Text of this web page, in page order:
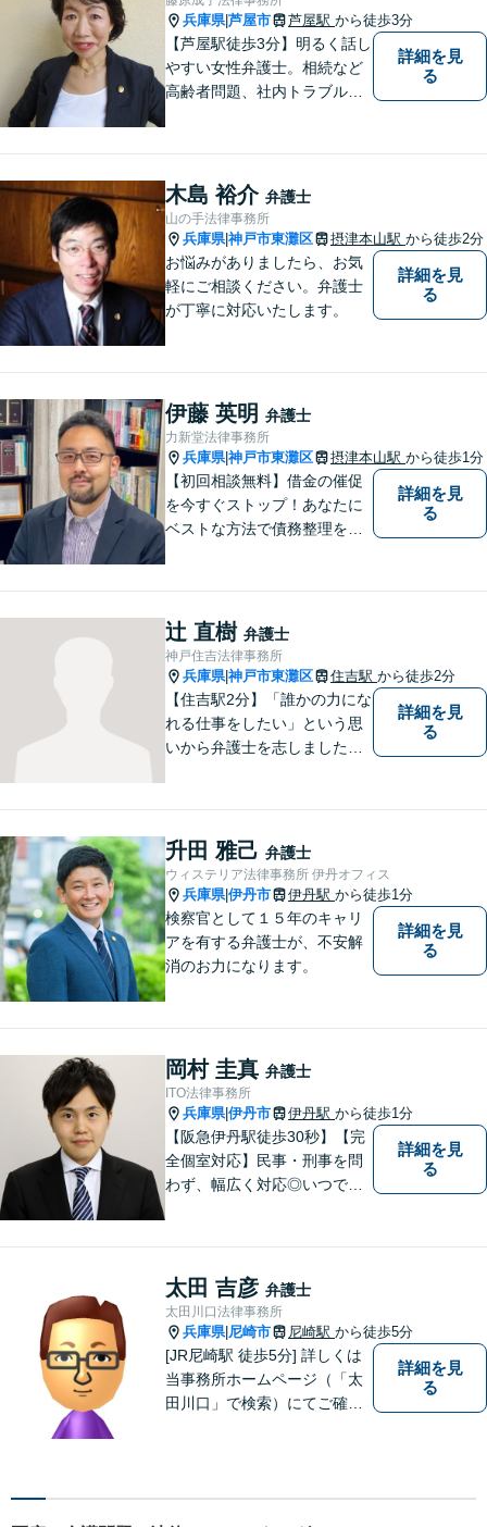
兵庫県|芦屋市 芦屋駅 から徒歩3分
【芦屋駅徒歩3分】明るく話し
やすい女性弁護士。相続など
高齢者問題、社内トラブル
る方は、お気軽にご連絡下さ
い。【宅建士・行政書士資格
保持】
詳細を見
る
木島 裕介 弁護士
山の手法律事務所
兵庫県|神戸市東灘区 摂津本山駅 から徒歩2分
お悩みがありましたら、お気
軽にご相談ください。弁護士
が丁寧に対応いたします。
詳細を見
る
伊藤 英明 弁護士
力新堂法律事務所
兵庫県|神戸市東灘区 摂津本山駅 から徒歩1分
【初回相談無料】借金の催促
を今すぐストップ！あなたに
ベストな方法で債務整理をサ
イエンスの博士号も保有）と
交渉経験が豊富な弁護士
詳細を見
る
辻 直樹 弁護士
神戸住吉法律事務所
兵庫県|神戸市東灘区 住吉駅 から徒歩2分
【住吉駅2分】「誰かの力にな
れる仕事をしたい」という思
いから弁護士を志しました。
うぞ一人で抱え込まず、お気
軽にご相談ください。
詳細を見
る
升田 雅己 弁護士
ウィステリア法律事務所 伊丹オフィス
兵庫県|伊丹市 伊丹駅 から徒歩1分
検察官として１５年のキャリ
アを有する弁護士が、不安解
消のお力になります。
詳細を見
る
岡村 圭真 弁護士
ITO法律事務所
兵庫県|伊丹市 伊丹駅 から徒歩1分
【阪急伊丹駅徒歩30秒】【完
全個室対応】民事・刑事を問
わず、幅広く対応◎いつでも
れず、尽力してまいります。
【メーカー法務経験あり】
詳細を見
る
太田 吉彦 弁護士
太田川口法律事務所
兵庫県| 尼崎市 尼崎駅 から徒歩5分
[JR尼崎駅 徒歩5分] 詳しくは
当事務所ホームページ（「太
田川口」で検索）にてご確認
詳細を見
る